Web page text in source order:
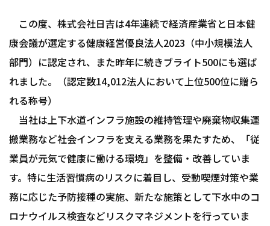
この度、株式会社日吉は4年連続で経済産業省と日本健
康会議が選定する健康経営優良法人2023（中小規模法人
部門）に認定され、また昨年に続きブライト500にも選ば
れました。（認定数14,012法人において上位500位に贈ら
れる称号）
当社は上下水道インフラ施設の維持管理や廃棄物収集運
搬業務など社会インフラを支える業務を果たすため、「従
業員が元気で健康に働ける環境」を整備・改善していま
す。特に生活習慣病のリスクに着目し、受動喫煙対策や業
務に応じた予防接種の実施、新たな施策として下水中のコ
ロナウイルス検査などリスクマネジメントを行っていま